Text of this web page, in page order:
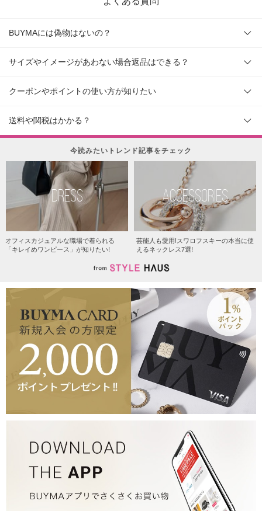
BUYMAには偽物はないの？
サイズやイメージがあわない場合返品はできる？
クーポンやポイントの使い方が知りたい
送料や関税はかかる？
今読みたいトレンド記事をチェック
DRESS
オフィスカジュアルな職場で着られる
「キレイめワンピース」が知りたい!
ACCESSORIES
芸能人も愛用!スワロフスキーの本当に使
えるネックレス7選!